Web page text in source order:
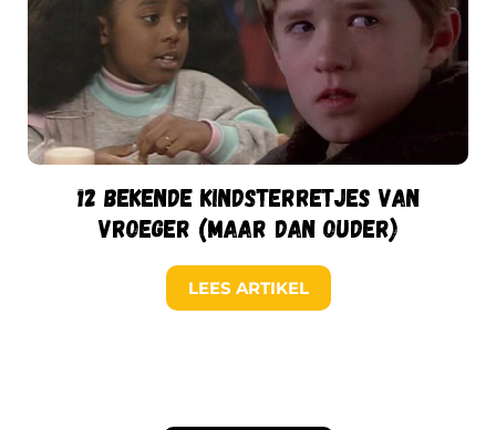
12 bekende kindsterretjes van
vroeger (maar dan ouder)
LEES ARTIKEL